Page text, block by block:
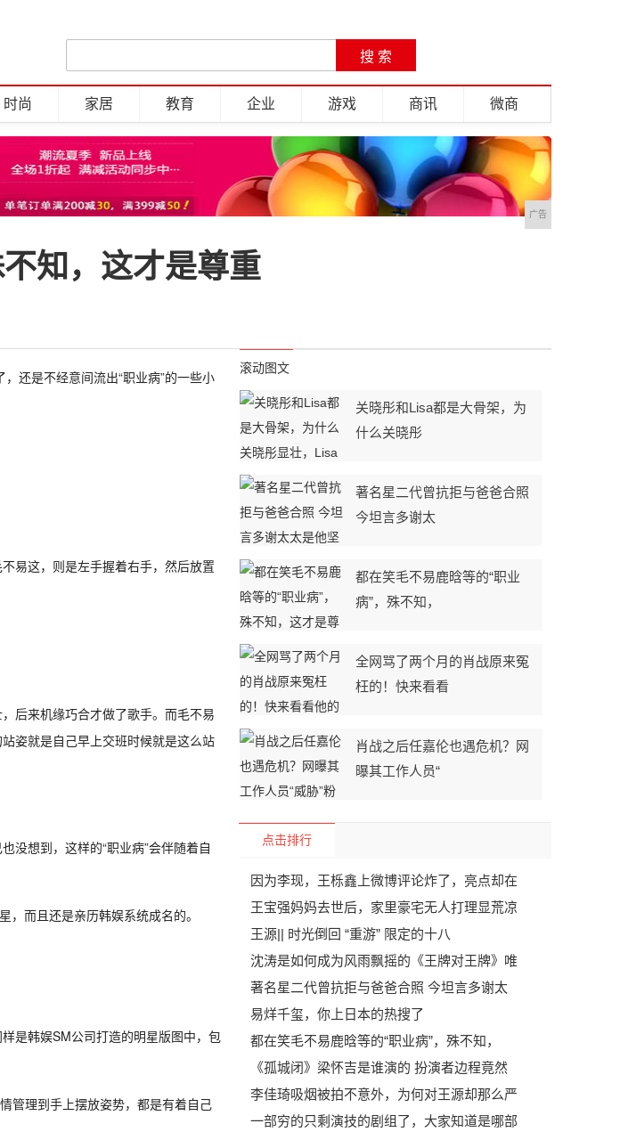
时尚 家居 教育 企业 游戏 商讯 微商
广告
知，这才是尊重
还是不经意间流出“职业病”的一些小
易这，则是左手握着右手，然后放置
后来机缘巧合才做了歌手。而毛不易
姿就是自己早上交班时候就是这么站
没想到，这样的“职业病”会伴随着自
而且还是亲历韩娱系统成名的。
是韩娱SM公司打造的明星版图中，包
管理到手上摆放姿势，都是有着自己
滚动图文
关晓彤和Lisa都是大骨架，为
什么关晓彤
著名星二代曾抗拒与爸爸合照
今坦言多谢太
都在笑毛不易鹿晗等的“职业
病”，殊不知，
全网骂了两个月的肖战原来冤
枉的！快来看看
肖战之后任嘉伦也遇危机？网
曝其工作人员“
点击排行
因为李现，王栎鑫上微博评论炸了，亮点却在
王宝强妈妈去世后，家里豪宅无人打理显荒凉
王源|| 时光倒回 “重游” 限定的十八
沈涛是如何成为风雨飘摇的《王牌对王牌》唯
著名星二代曾抗拒与爸爸合照 今坦言多谢太
易烊千玺，你上日本的热搜了
都在笑毛不易鹿晗等的“职业病”，殊不知，
《孤城闭》梁怀吉是谁演的 扮演者边程竟然
李佳琦吸烟被拍不意外，为何对王源却那么严
一部穷的只剩演技的剧组了，大家知道是哪部